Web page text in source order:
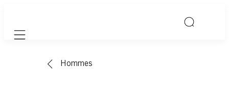
Mobile navigation
Hommes